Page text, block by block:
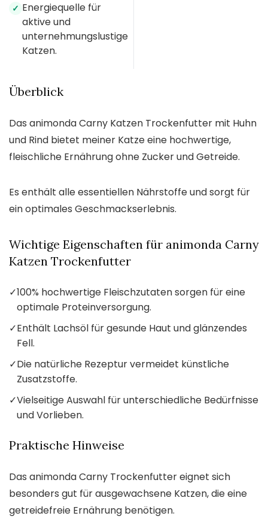
✓ Energiequelle für
aktive und
unternehmungslustige
Katzen.
Überblick
Das animonda Carny Katzen Trockenfutter mit Huhn
und Rind bietet meiner Katze eine hochwertige,
fleischliche Ernährung ohne Zucker und Getreide.
Es enthält alle essentiellen Nährstoffe und sorgt für
ein optimales Geschmackserlebnis.
Wichtige Eigenschaften für animonda Carny
Katzen Trockenfutter
✓100% hochwertige Fleischzutaten sorgen für eine
optimale Proteinversorgung.
✓Enthält Lachsöl für gesunde Haut und glänzendes
Fell.
✓Die natürliche Rezeptur vermeidet künstliche
Zusatzstoffe.
✓Vielseitige Auswahl für unterschiedliche Bedürfnisse
und Vorlieben.
Praktische Hinweise
Das animonda Carny Trockenfutter eignet sich
besonders gut für ausgewachsene Katzen, die eine
getreidefreie Ernährung benötigen.